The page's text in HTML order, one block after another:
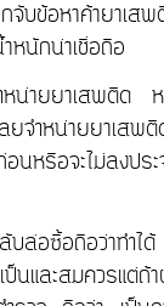
ข้อหาค้ายาเสพ
หนักน่าเชื่อถือ
น่ายยาเสพติด ห
ยจำหน่ายยาเส
อนหรือจะไม่ลง
ล่อซื้อถือว่าทำ
และสมควรแต่ถ้า